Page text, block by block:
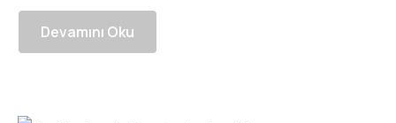
Devamını Oku